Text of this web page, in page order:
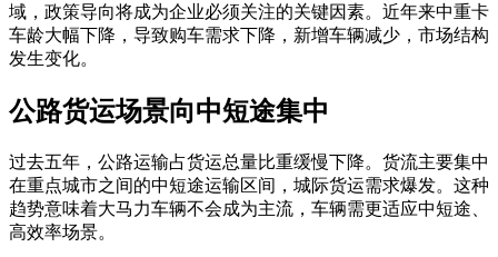
域，政策导向将成为企业必须关注的关键因素。近年来中重卡
车龄大幅下降，导致购车需求下降，新增车辆减少，市场结构
发生变化。
公路货运场景向中短途集中
过去五年，公路运输占货运总量比重缓慢下降。货流主要集中
在重点城市之间的中短途运输区间，城际货运需求爆发。这种
趋势意味着大马力车辆不会成为主流，车辆需更适应中短途、
高效率场景。